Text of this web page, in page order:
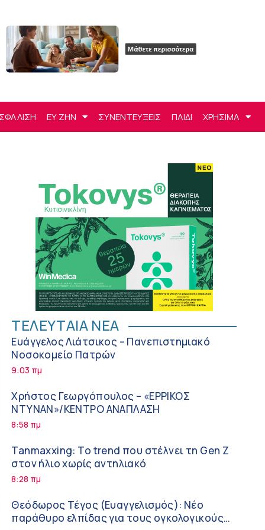
ΕΥ ΖΗΝ ΣΥΝΕΝΤΕΥΞΕΙΣ ΠΑΙΔΙ ΧΡΗΣΙΜΑ
ΤΕΛΕΥΤΑΙΑ ΝΕΑ
Ευάγγελος Λιάτσικος – Πανεπιστημιακό
Νοσοκομείο Πατρών
9:03 πμ
Χρήστος Γεωργόπουλος – «ΕΡΡΙΚΟΣ
ΝΤΥΝΑΝ»/ΚΕΝΤΡΟ ΑΝΑΠΛΑΣΗ
8:58 πμ
Tanmaxxing: To trend που στέλνει τη Gen Z
στον ήλιο χωρίς αντηλιακό
8:28 πμ
Θεόδωρος Τέγος (Ευαγγελισμός): Νέο
παράθυρο ελπίδας για τους ογκολογικούς